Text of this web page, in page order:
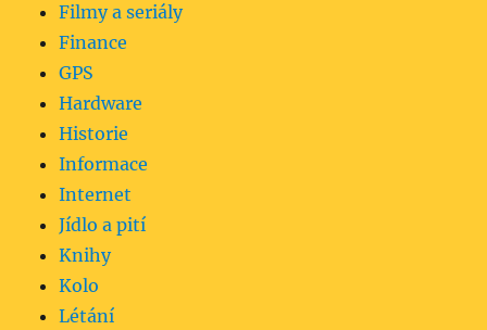
Filmy a seriály
Finance
GPS
Hardware
Historie
Informace
Internet
Jídlo a pití
Knihy
Kolo
Létání